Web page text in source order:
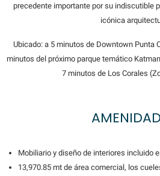
precedente importante por su indiscutible
icónica
Ubicado: a 5 minutos de Downtown Punta
minutos del próximo parque temático
7 minutos de Los Corales
Mobiliario y diseño de interiores incluido
13,970.85 mt de área comercial, los